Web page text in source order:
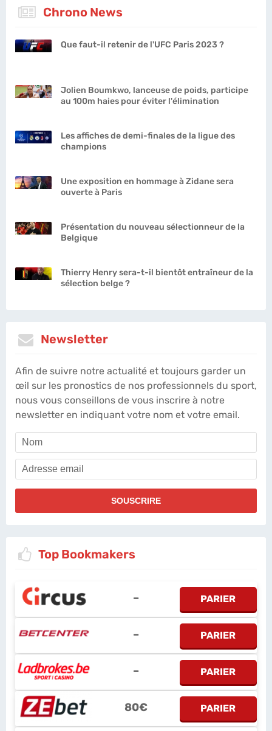
Chrono News
Que faut-il retenir de l'UFC Paris 2023 ?
Jolien Boumkwo, lanceuse de poids, participe
au 100m haies pour éviter l'élimination
Les affiches de demi-finales de la ligue des
champions
Une exposition en hommage à Zidane sera
ouverte à Paris
Présentation du nouveau sélectionneur de la
Belgique
Thierry Henry sera-t-il bientôt entraîneur de la
sélection belge ?
Newsletter
Afin de suivre notre actualité et toujours garder un
œil sur les pronostics de nos professionnels du sport,
nous vous conseillons de vous inscrire à notre
newsletter en indiquant votre nom et votre email.
Top Bookmakers
– PARIER
– PARIER
– PARIER
80€ PARIER